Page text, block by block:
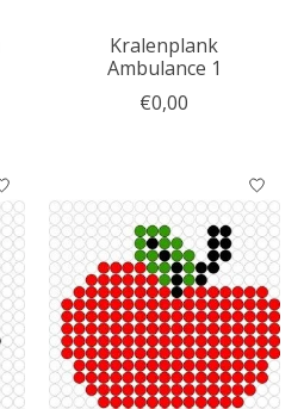
Kralenplank
Ambulance 1
€0,00